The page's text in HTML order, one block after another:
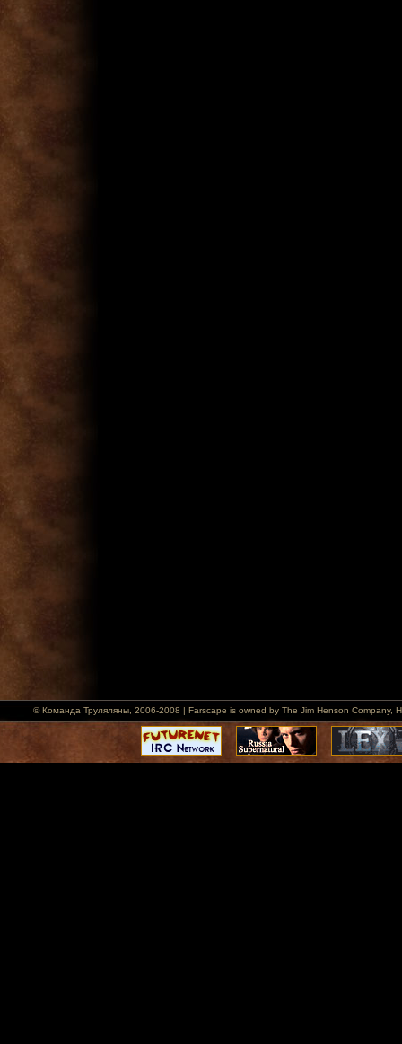
© Команда Труляляны, 2006-2008 | Farscape is owned by The Jim Henson Company,